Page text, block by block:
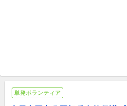
単発ボランティア